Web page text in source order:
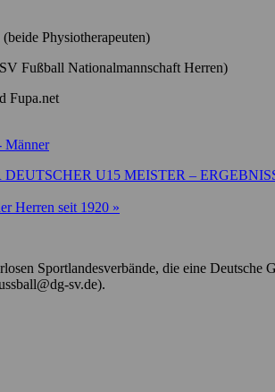
Physiotherapeuten)
Fußball Nationalmannschaft Herren)
Fupa.net
Männer
U15 MEISTER –
Herren seit 1920 »
Sportlandesverbände, die eine
sv.de).